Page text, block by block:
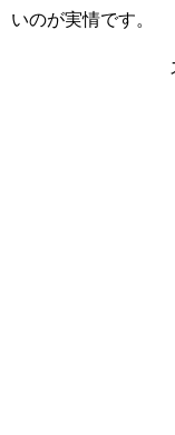
いのが実情です。